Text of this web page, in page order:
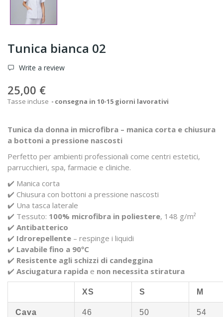
Tunica bianca 02
Write a review
25,00 €
Tasse incluse consegna in 10-15 giorni lavorativi
Tunica da donna in microfibra – manica corta e chiusura
a bottoni a pressione nascosti
Perfetto per ambienti professionali come centri estetici,
parrucchieri, spa, farmacie e cliniche.
✔️ Manica corta
✔️ Chiusura con bottoni a pressione nascosti
✔️ Una tasca laterale
✔️ Tessuto: 100% microfibra in poliestere, 148 g/m²
✔️ Antibatterico
✔️ Idrorepellente – respinge i liquidi
✔️ Lavabile fino a 90ºC
✔️ Resistente agli schizzi di candeggina
✔️ Asciugatura rapida e non necessita stiratura
XS S M
Cava 46 50 54